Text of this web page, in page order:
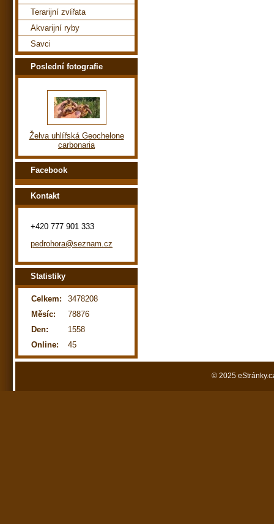
Terarijní zvířata
Akvarijní ryby
Savci
Poslední fotografie
Želva uhlířská Geochelone
carbonaria
Facebook
Kontakt
+420 777 901 333
pedrohora@seznam.cz
Statistiky
Online: 45
Celkem:
3478208
Měsíc:
78876
Den:
1558
© 2025